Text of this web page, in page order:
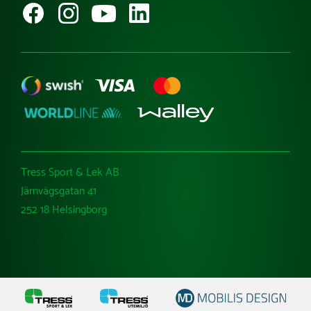
Tress Sport & Lek AB
Järnvägsgatan 41
252 18 Helsingborg